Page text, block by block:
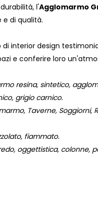
l'Agglomarmo
di qualità.
interior design
e conferire loro
resina, sintetico,
grigio carnico.
Taverne, Soggiorni,
fiammato.
oggettistica, colonne,